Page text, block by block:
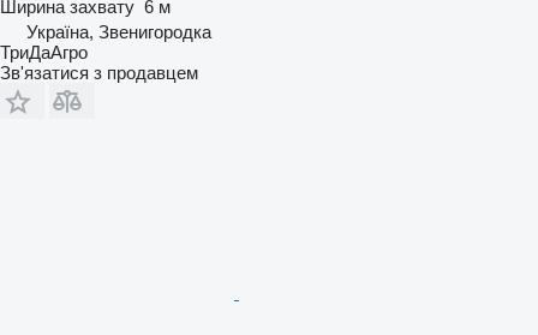
Ширина захвату 6 м
Україна, Звенигородка
ТриДаАгро
Зв'язатися з продавцем